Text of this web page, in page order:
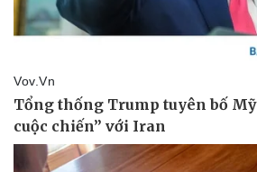
Pháp luật
Vụ án
Vũ khí